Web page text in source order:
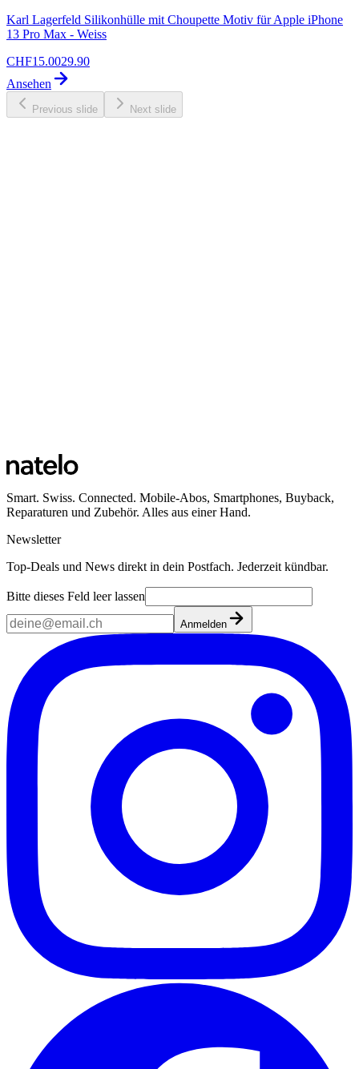
Karl Lagerfeld Silikonhülle mit Choupette Motiv für Apple iPhone
13 Pro Max - Weiss
CHF15.0029.90
Ansehen
Previous slide Next slide
Smart. Swiss. Connected. Mobile-Abos, Smartphones, Buyback,
Reparaturen und Zubehör. Alles aus einer Hand.
Newsletter
Top-Deals und News direkt in dein Postfach. Jederzeit kündbar.
Bitte dieses Feld leer lassen
Anmelden